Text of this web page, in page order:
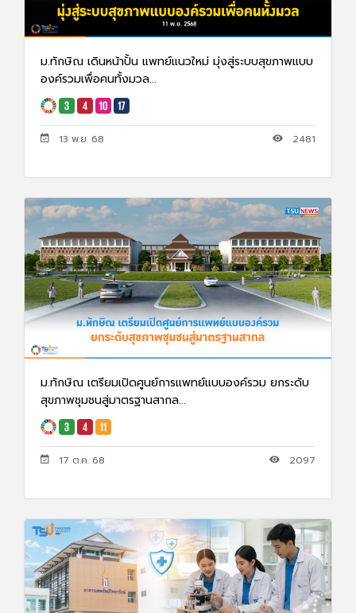
ม.ทักษิณ เดินหน้าปั้น แพทย์แนวใหม่ มุ่งสู่ระบบสุขภาพแบบ
องค์รวมเพื่อคนทั้งมวล...
13 พ.ย. 68 2481
ม.ทักษิณ เตรียมเปิดศูนย์การแพทย์แบบองค์รวม ยกระดับ
สุขภาพชุมชนสู่มาตรฐานสากล...
17 ต.ค. 68 2097